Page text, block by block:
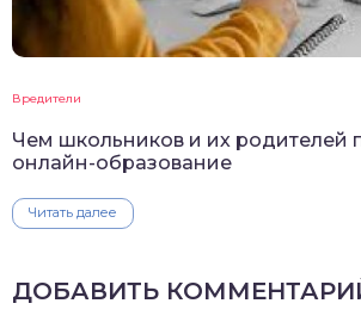
Вредители
Чем школьников и их родителей
онлайн-образование
Читать далее
ДОБАВИТЬ